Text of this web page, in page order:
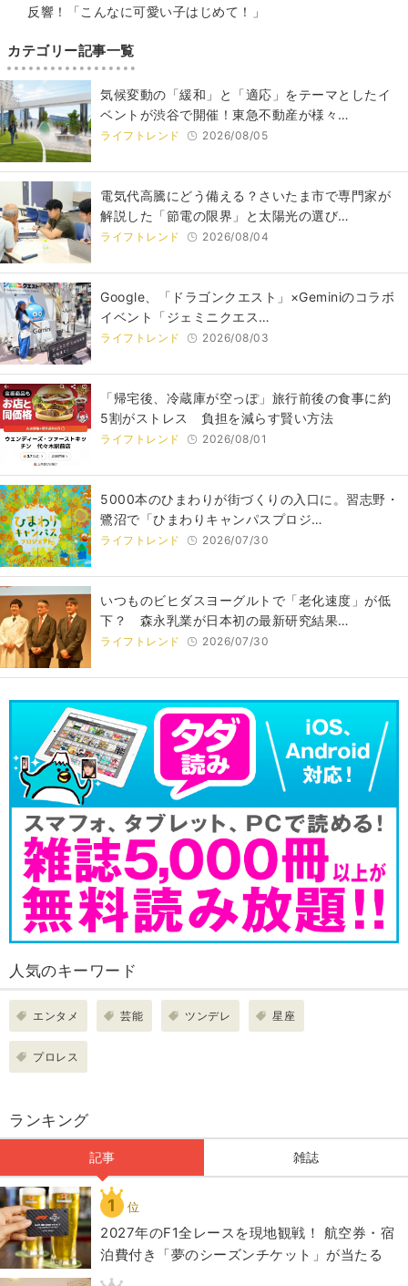
反響！「こんなに可愛い子はじめて！」
カテゴリー記事一覧
気候変動の「緩和」と「適応」をテーマとしたイ
ベントが渋谷で開催！東急不動産が様々…
ライフトレンド 2026/08/05
電気代高騰にどう備える？さいたま市で専門家が
解説した「節電の限界」と太陽光の選び…
ライフトレンド 2026/08/04
Google、「ドラゴンクエスト」×Geminiのコラボ
イベント「ジェミニクエス…
ライフトレンド 2026/08/03
「帰宅後、冷蔵庫が空っぽ」旅行前後の食事に約
5割がストレス 負担を減らす賢い方法
ライフトレンド 2026/08/01
5000本のひまわりが街づくりの入口に。習志野・
鷺沼で「ひまわりキャンパスプロジ…
ライフトレンド 2026/07/30
いつものビヒダスヨーグルトで「老化速度」が低
下？ 森永乳業が日本初の最新研究結果…
ライフトレンド 2026/07/30
人気のキーワード
エンタメ 芸能 ツンデレ 星座
プロレス
ランキング
記事 雑誌
1 位
2027年のF1全レースを現地観戦！ 航空券・宿
泊費付き「夢のシーズンチケット」が当たる